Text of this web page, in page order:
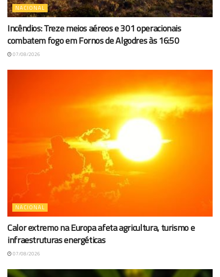
NACIONAL
Incêndios: Treze meios aéreos e 301 operacionais
combatem fogo em Fornos de Algodres às 16:50
07/08/2026
NACIONAL
Calor extremo na Europa afeta agricultura, turismo e
infraestruturas energéticas
07/08/2026